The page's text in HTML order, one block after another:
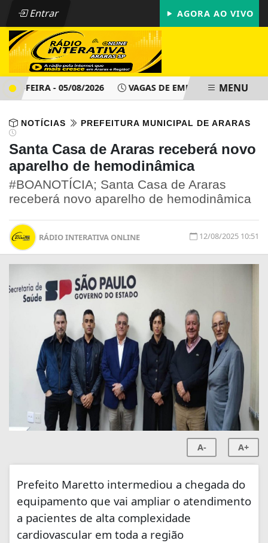
Entrar AGORA AO VIVO
FEIRA - 05/08/2026 VAGAS DE EMPREGO - PATMENU
NOTÍCIAS PREFEITURA MUNICIPAL DE ARARAS
Santa Casa de Araras receberá novo
aparelho de hemodinâmica
#BOANOTÍCIA; Santa Casa de Araras
receberá novo aparelho de hemodinâmica
RÁDIO INTERATIVA ONLINE 12/08/2025 10:51
A- A+
Prefeito Maretto intermediou a chegada do
equipamento que vai ampliar o atendimento
a pacientes de alta complexidade
cardiovascular em toda a região